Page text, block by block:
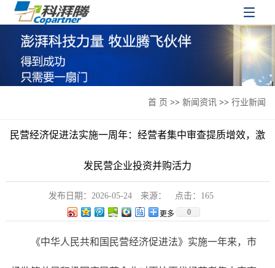
首 页 >> 新闻资讯 >> 行业新闻
民营经济促进法实施一周年：经营者集中审查提质增效，激
发民营企业投资并购活力
发布日期：2026-05-24 来源： 点击： 165
更多 0
《中华人民共和国民营经济促进法》实施一年来，市